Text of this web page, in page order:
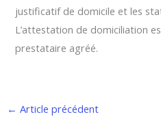
justificatif de domicile et les
L’attestation de domiciliation
prestataire agréé.
← Article précédent